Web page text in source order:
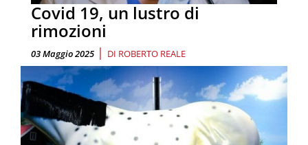
Covid 19, un lustro di
rimozioni
03 Maggio 2025 | DI ROBERTO REALE